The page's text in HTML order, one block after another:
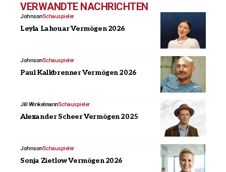
VERWANDTE NACHRICHTEN
JohnsonSchauspieler
Leyla Lahouar Vermögen 2026
JohnsonSchauspieler
Paul Kalkbrenner Vermögen 2026
Jill WinkelmannSchauspieler
Alexander Scheer Vermögen 2025
JohnsonSchauspieler
Sonja Zietlow Vermögen 2026